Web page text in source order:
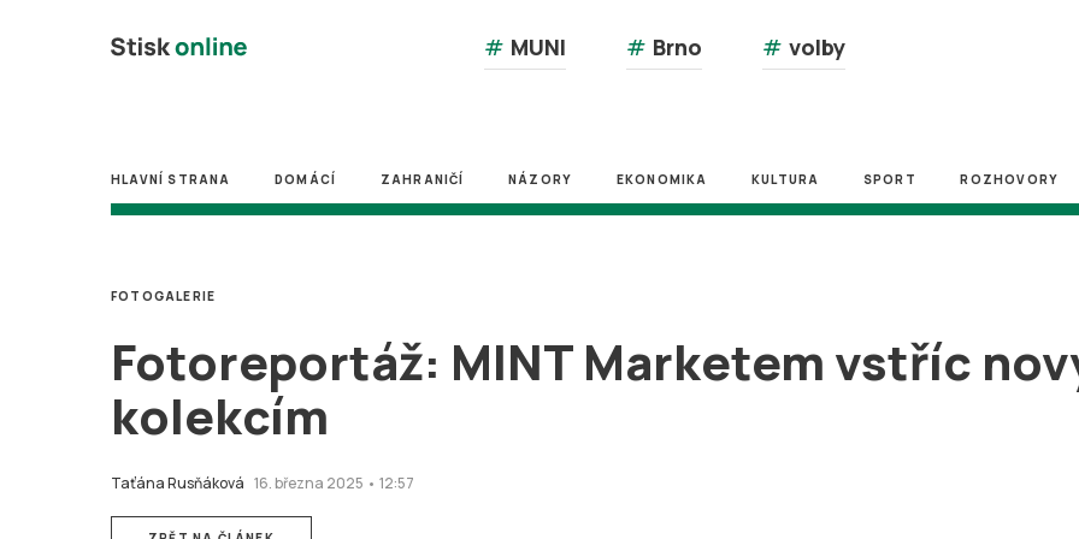
# MUNI # Brno # volby
HLAVNÍ STRANA DOMÁCÍ ZAHRANIČÍ NÁZORY EKONOMIKA KULTURA SPORT ROZHOVORY
Fotoreportáž: MINT Marketem vstříc
kolekcím
Taťána Rusňáková 16. března 2025 • 12:57
FOTOGALERIE